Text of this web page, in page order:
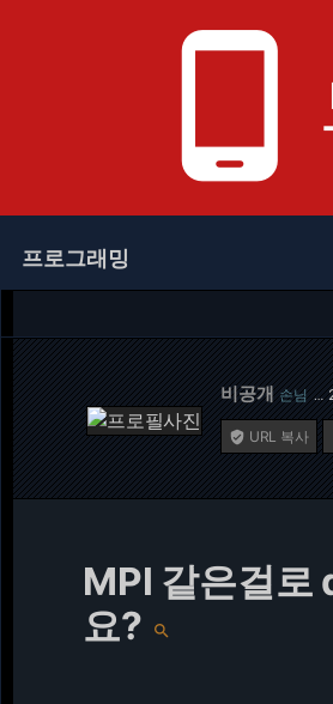
phone_android
프로그래밍
비공개 손님 …
 URL 복사
MPI 같은걸
요?
